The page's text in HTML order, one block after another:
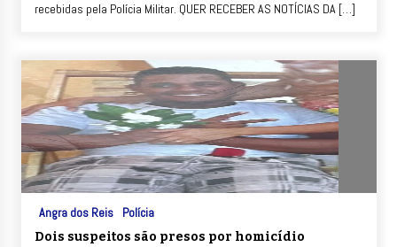
recebidas pela Polícia Militar. QUER RECEBER AS NOTÍCIAS DA […]
Angra dos Reis Polícia
Dois suspeitos são presos por homicídio